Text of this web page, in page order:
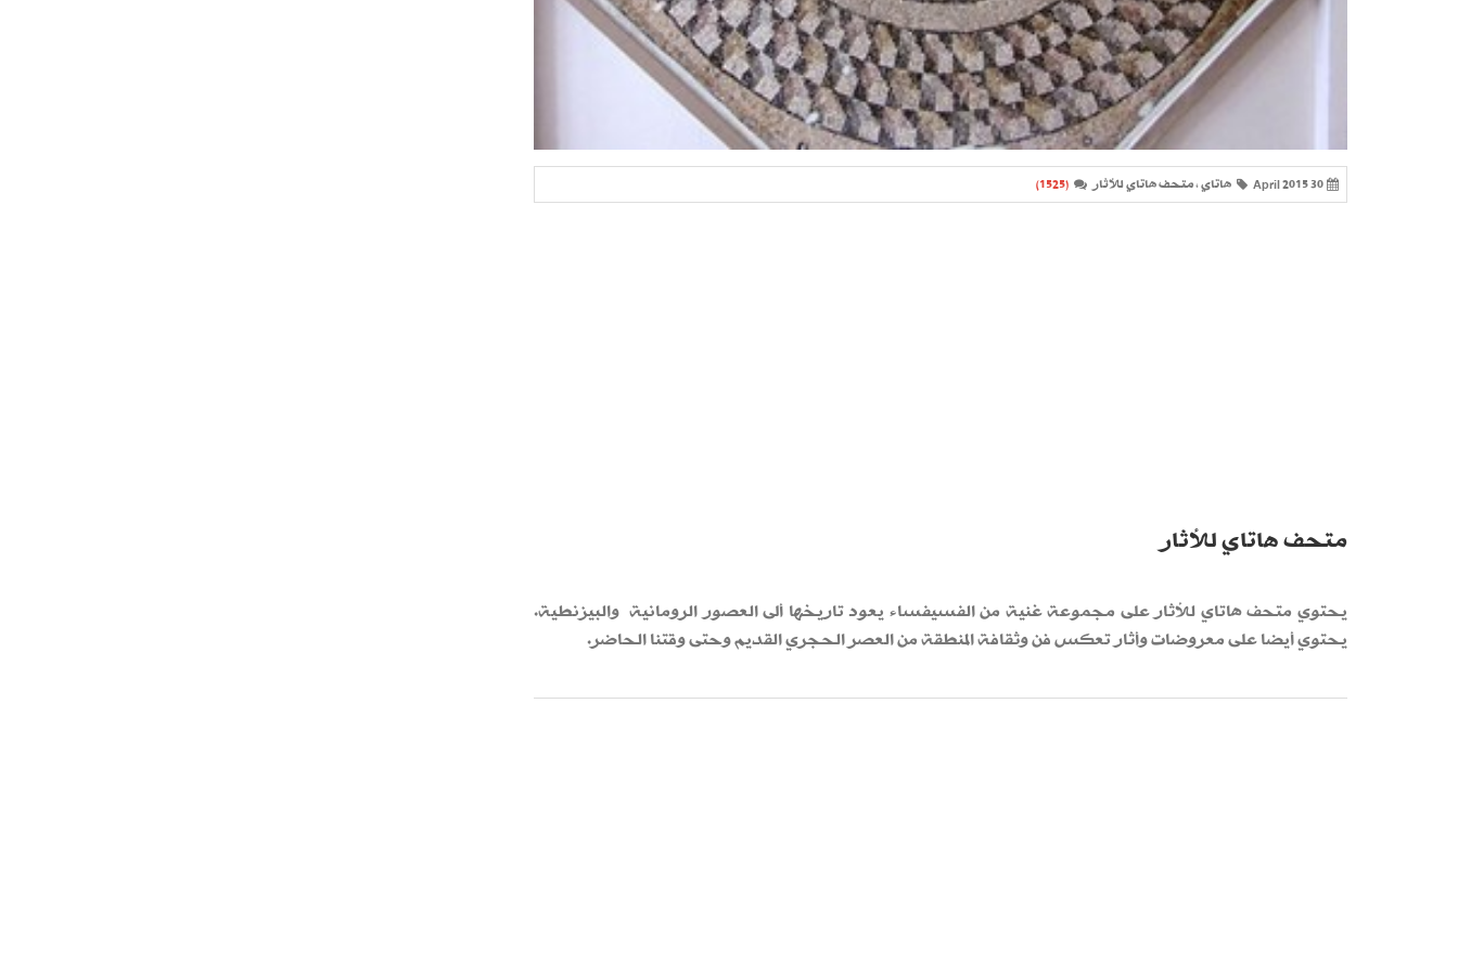
30 April 2015 هاتاي ، متحف هاتاي للأثار (1525)
متحف هاتاي للأثار
يحتوي متحف هاتاي للأثار على مجموعة غنية من الفسيفساء يعود تاريخها ألى العصور الرومانية والبيزنطية.
يحتوي أيضا على معروضات وأثار تعكس فن وثقافة المنطقة من العصر الحجري القديم وحتى وقتنا الحاضر.